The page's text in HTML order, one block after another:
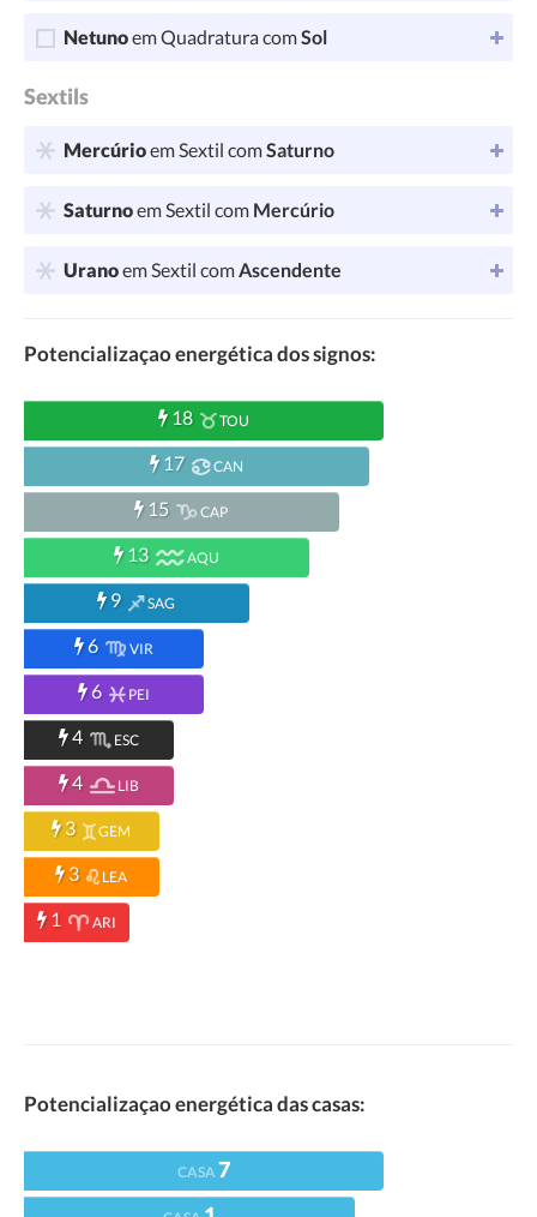
Netunoem Quadratura comSol
Sextils
Mercúrioem Sextil comSaturno
Saturnoem Sextil com Mercúrio
Uranoem Sextil comAscendente
Potencializaçao energética dos signos:
18 TOU
17 CAN
15 CAP
13 AQU
9 SAG
6 VIR
6 PEI
4 ESC
4 LIB
3 GEM
3 LEA
1 ARI
Potencializaçao energética das casas:
CASA7